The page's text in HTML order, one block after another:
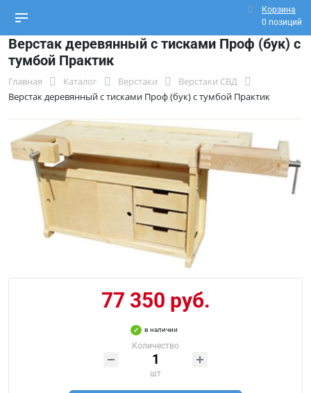
Корзина
0 позиций
Верстак деревянный с тисками Проф (бук) с
тумбой Практик
Главная Каталог Верстаки
Верстаки СВД
Верстак деревянный с тисками Проф (бук) с тумбой Практик
77 350 руб.
в наличии
Количество
шт